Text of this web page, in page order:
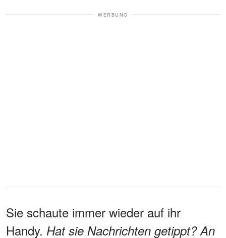
WERBUNG
Sie schaute immer wieder auf ihr
Handy. Hat sie Nachrichten getippt? An